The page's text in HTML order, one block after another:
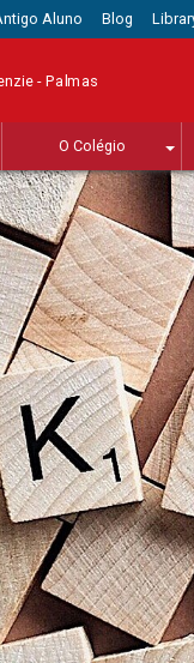
Aluno Blog
- Palmas
O Colégio